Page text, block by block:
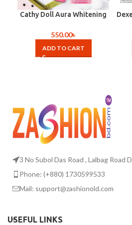
Cathy Doll Aura Whitening
Made in Korea)
550.00৳
ADD TO CART
3 No Subol Das Road , Lalbag Road
Phone: (+880) 1730599533
Mail: support@zashionold.com
USEFUL LINKS